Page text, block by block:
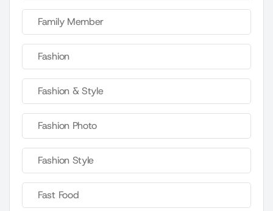
Family Member
Fashion
Fashion & Style
Fashion Photo
Fashion Style
Fast Food